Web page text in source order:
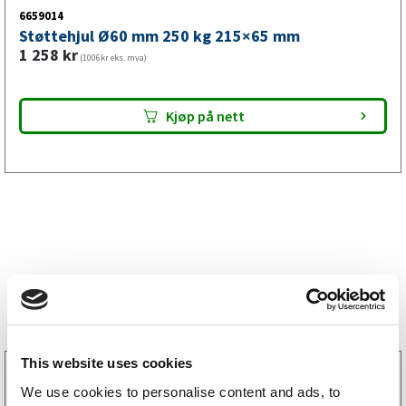
This website uses cookies
We use cookies to personalise content and ads, to
6659014
Støttehjul Ø60 mm 250 kg 215×65 mm
1 258 kr (1006kr eks. mva)
Kjøp på nett
LGF skilt Selvklebende